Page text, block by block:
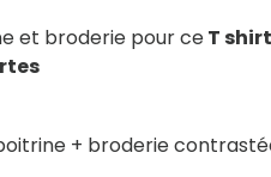
et broderie pour ceT
+ broderie